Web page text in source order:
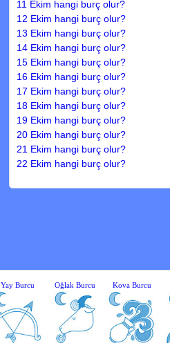
11 Ekim hangi burç olur?
12 Ekim hangi burç olur?
13 Ekim hangi burç olur?
14 Ekim hangi burç olur?
15 Ekim hangi burç olur?
16 Ekim hangi burç olur?
17 Ekim hangi burç olur?
18 Ekim hangi burç olur?
19 Ekim hangi burç olur?
20 Ekim hangi burç olur?
21 Ekim hangi burç olur?
22 Ekim hangi burç olur?
Yay Burcu Oğlak Burcu Kova Burcu